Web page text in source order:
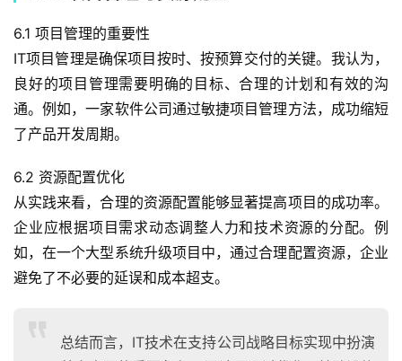
6.1 项目管理的重要性
IT项目管理是确保项目按时、按预算交付的关键。我认为，
良好的项目管理需要明确的目标、合理的计划和有效的沟
通。例如，一家软件公司通过敏捷项目管理方法，成功缩短
了产品开发周期。
6.2 资源配置优化
从实践来看，合理的资源配置能够显著提高项目的成功率。
企业应根据项目需求动态调整人力和技术资源的分配。例
如，在一个大型系统升级项目中，通过合理配置资源，企业
避免了不必要的延误和成本超支。
总结而言，IT技术在支持公司战略目标实现中扮演